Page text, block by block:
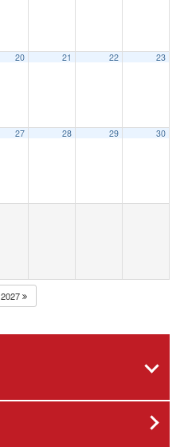
20 21 22 23
27 28 29 30
2027